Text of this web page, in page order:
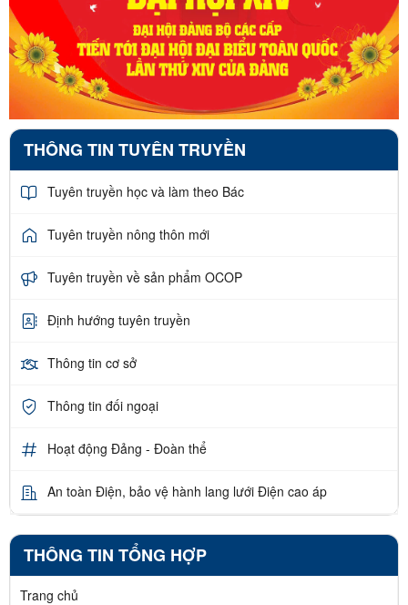
THÔNG TIN TUYÊN TRUYỀN
Tuyên truyền học và làm theo Bác
Tuyên truyền nông thôn mới
Tuyên truyền về sản phẩm OCOP
Định hướng tuyên truyền
Thông tin cơ sở
Thông tin đối ngoại
Hoạt động Đảng - Đoàn thể
An toàn Điện, bảo vệ hành lang lưới Điện cao áp
THÔNG TIN TỔNG HỢP
Trang chủ